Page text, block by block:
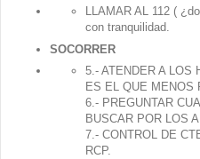
LLAMAR AL 112 (
con tranquilidad.
SOCORRER
5.- ATENDER A LOS
ES EL QUE MENOS
6.- PREGUNTAR
BUSCAR POR LOS
7.- CONTROL DE
RCP.